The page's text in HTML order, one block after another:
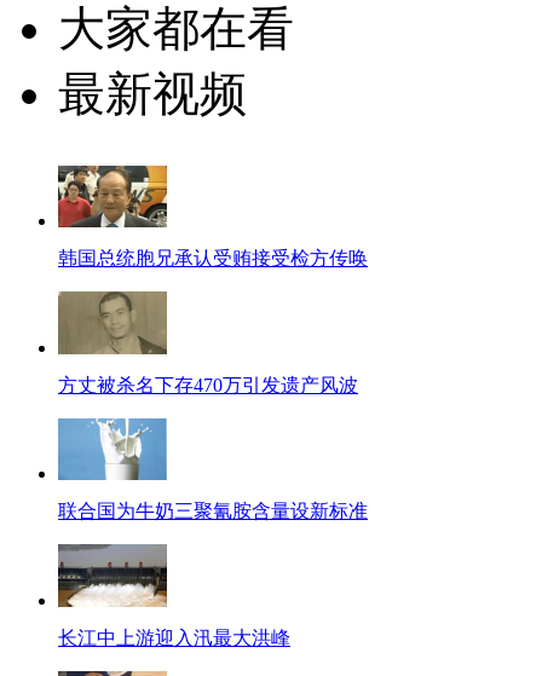
大家都在看
最新视频
韩国总统胞兄承认受贿接受检方传唤
方丈被杀名下存470万引发遗产风波
联合国为牛奶三聚氰胺含量设新标准
长江中上游迎入汛最大洪峰